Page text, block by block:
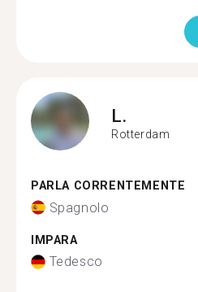
L.
Rotterdam
PARLA CORRENTEMENTE
Spagnolo
IMPARA
Tedesco